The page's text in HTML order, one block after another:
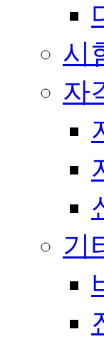
시
자
기